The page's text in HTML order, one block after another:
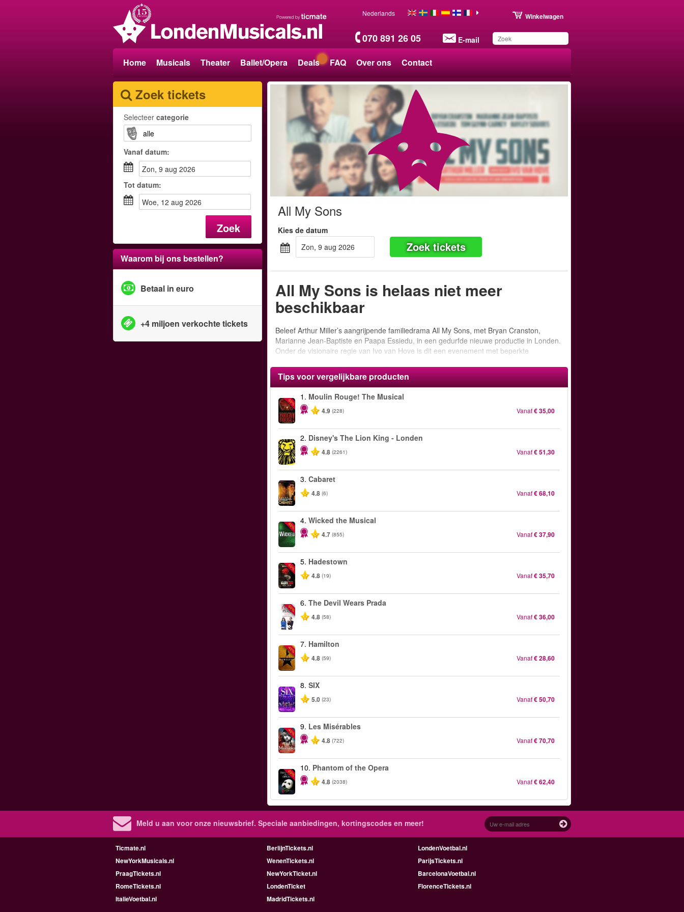
070 891 26 05 E-mail
Winkelwagen
Nederlands
Home Musicals Theater Ballet/Opera Deals FAQ Over ons Contact
wensenlijst.
Zoek tickets
Selecteer categorie
Vanaf datum:
zon, 9 aug 2026
Tot datum:
woe, 12 aug 2026
Zoek
Waarom bij ons bestellen?
Betaal in euro
+4 miljoen verkochte tickets
All My Sons
Kies de datum
zon, 9 aug 2026
Zoek tickets
All My Sons is helaas niet meer
beschikbaar
Beleef Arthur Miller’s aangrijpende familiedrama All My Sons, met Bryan Cranston,
Marianne Jean-Baptiste en Paapa Essiedu, in een gedurfde nieuwe productie in Londen.
Onder de visionaire regie van Ivo van Hove is dit een evenement met beperkte
Tips voor vergelijkbare producten
-50%
1. Moulin Rouge! The Musical
4.9 (228) Vanaf€ 35,00
2. Disney's The Lion King - Londen
4.8 (2261) Vanaf€ 51,30
3.Cabaret
4.8 (6) Vanaf€ 68,10
-50%
4.Wicked the Musical
4.7 (855) Vanaf€ 37,90
-50%
5. Hadestown
4.8 (19) Vanaf€ 35,70
-50%
6.The Devil Wears Prada
4.8 (58) Vanaf€ 36,00
-40%
7. Hamilton
4.8 (59) Vanaf€ 28,60
8.SIX
5.0 (23) Vanaf€ 50,70
-40%
9. Les Misérables
4.8 (722) Vanaf€ 70,70
-20%
10. Phantom of the Opera
4.8 (2038) Vanaf€ 62,40
Meld u aan voor onze nieuwsbrief. Speciale aanbiedingen, kortingscodes en meer!
Ticmate.nl BerlijnTickets.nl
LondenVoetbal.nl
NewYorkMusicals.nl
WenenTickets.nl
ParijsTickets.nl
PraagTickets.nl
NewYorkTicket.nl
BarcelonaVoetbal.nl
RomeTickets.nl
LondenTicket
FlorenceTickets.nl
ItalieVoetbal.nl
MadridTickets.nl